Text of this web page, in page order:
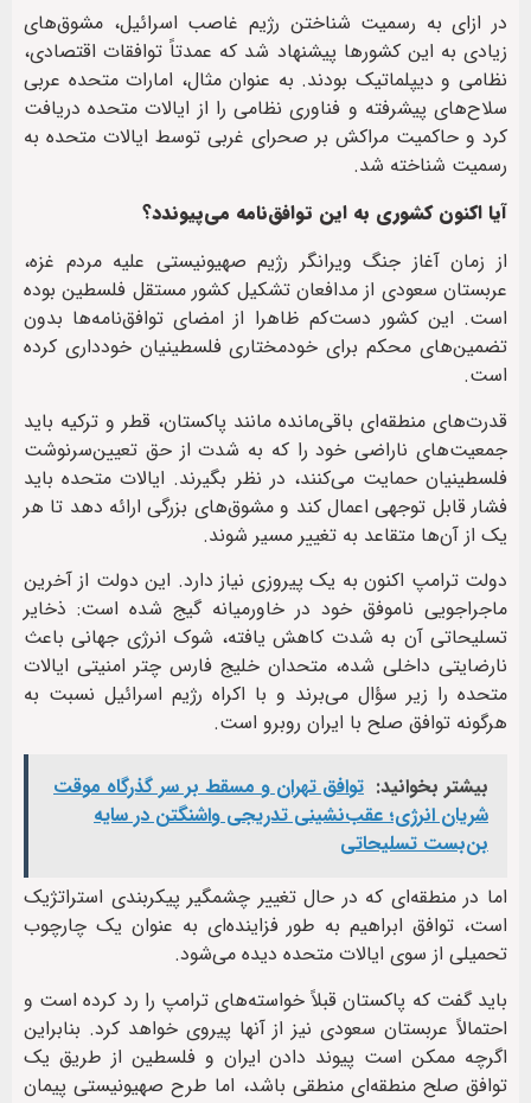
در ازای به رسمیت شناختن رژیم غاصب اسرائیل، مشوق‌های
زیادی به این کشورها پیشنهاد شد که عمدتاً توافقات اقتصادی،
نظامی و دیپلماتیک بودند. به عنوان مثال، امارات متحده عربی
سلاح‌های پیشرفته و فناوری نظامی را از ایالات متحده دریافت
کرد و حاکمیت مراکش بر صحرای غربی توسط ایالات متحده به
رسمیت شناخته شد.
آیا اکنون کشوری به این توافق‌نامه می‌پیوندد؟
از زمان آغاز جنگ ویرانگر رژیم صهیونیستی علیه مردم غزه،
عربستان سعودی از مدافعان تشکیل کشور مستقل فلسطین بوده
است. این کشور دست‌کم ظاهرا از امضای توافق‌نامه‌ها بدون
تضمین‌های محکم برای خودمختاری فلسطینیان خودداری کرده
است.
قدرت‌های منطقه‌ای باقی‌مانده مانند پاکستان، قطر و ترکیه باید
جمعیت‌های ناراضی خود را که به شدت از حق تعیین‌سرنوشت
فلسطینیان حمایت می‌کنند، در نظر بگیرند. ایالات متحده باید
فشار قابل توجهی اعمال کند و مشوق‌های بزرگی ارائه دهد تا هر
یک از آن‌ها متقاعد به تغییر مسیر شوند.
دولت ترامپ اکنون به یک پیروزی نیاز دارد. این دولت از آخرین
ماجراجویی ناموفق خود در خاورمیانه گیج شده است: ذخایر
تسلیحاتی آن به شدت کاهش یافته، شوک انرژی جهانی باعث
نارضایتی داخلی شده، متحدان خلیج فارس چتر امنیتی ایالات
متحده را زیر سؤال می‌برند و با اکراه رژیم اسرائیل نسبت به
هرگونه توافق صلح با ایران روبرو است.
بیشتر بخوانید: توافق تهران و مسقط بر سر گذرگاه موقت
شریان انرژی؛ عقب‌نشینی تدریجی واشنگتن در سایه
بن‌بست تسلیحاتی
اما در منطقه‌ای که در حال تغییر چشمگیر پیکربندی استراتژیک
است، توافق ابراهیم به طور فزاینده‌ای به عنوان یک چارچوب
تحمیلی از سوی ایالات متحده دیده می‌شود.
باید گفت که پاکستان قبلاً خواسته‌های ترامپ را رد کرده است و
احتمالاً عربستان سعودی نیز از آنها پیروی خواهد کرد. بنابراین
اگرچه ممکن است پیوند دادن ایران و فلسطین از طریق یک
توافق صلح منطقه‌ای منطقی باشد، اما طرح صهیونیستی پیمان